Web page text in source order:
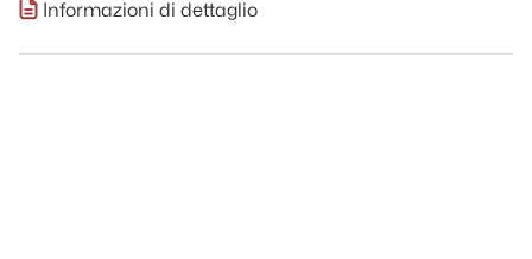
Informazioni di dettaglio